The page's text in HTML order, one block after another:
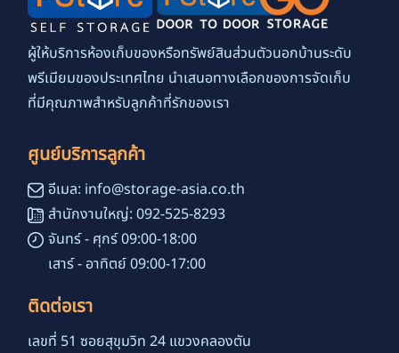
ผู้ให้บริการห้องเก็บของหรือทรัพย์สินส่วนตัวนอกบ้านระดับ
พรีเมียมของประเทศไทย นำเสนอทางเลือกของการจัดเก็บ
ที่มีคุณภาพสำหรับลูกค้าที่รักของเรา
ศูนย์บริการลูกค้า
อีเมล: info@storage-asia.co.th
สำนักงานใหญ่: 092-525-8293
จันทร์ - ศุกร์ 09:00-18:00
เสาร์ - อาทิตย์ 09:00-17:00
ติดต่อเรา
เลขที่ 51 ซอยสุขุมวิท 24 แขวงคลองตัน